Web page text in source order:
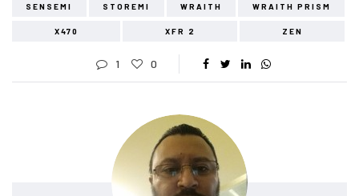
SENSEMI STOREMI WRAITH WRAITH PRISM
X470 XFR 2 ZEN
1 0